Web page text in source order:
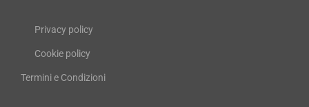
Privacy policy
Cookie policy
Termini e Condizioni